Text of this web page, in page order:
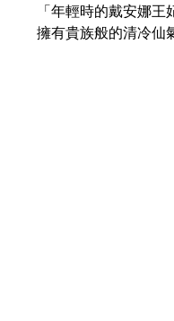
「年輕時的戴安娜
擁有貴族般的清冷仙